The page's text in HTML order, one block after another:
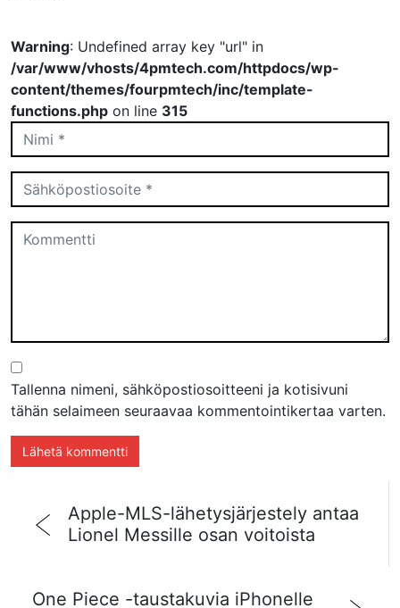
Warning: Undefined array key "url" in
/var/www/vhosts/4pmtech.com/httpdocs/wp-
content/themes/fourpmtech/inc/template-
functions.php on line 315
Tallenna nimeni, sähköpostiosoitteeni ja kotisivuni
tähän selaimeen seuraavaa kommentointikertaa varten.
Apple-MLS-lähetysjärjestely antaa
Lionel Messille osan voitoista
One Piece -taustakuvia iPhonelle